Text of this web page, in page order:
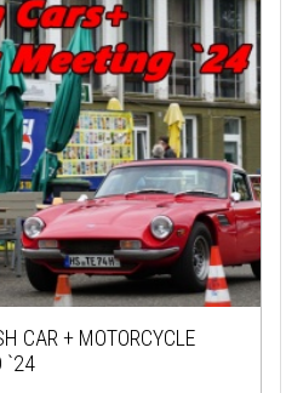
CAR + MOTORCYCLE
`24